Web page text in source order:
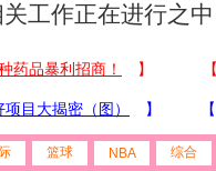
工作正在进行之
篮球 NBA 综合